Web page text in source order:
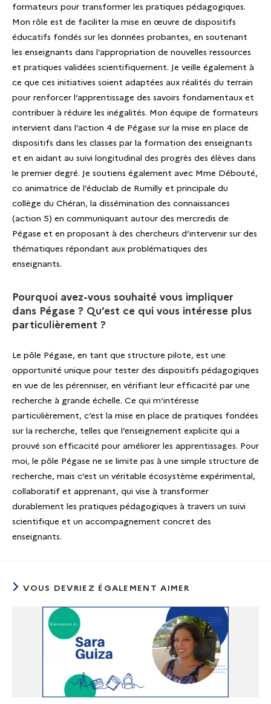
formateurs pour transformer les pratiques pédagogiques.
Mon rôle est de faciliter la mise en œuvre de dispositifs
éducatifs fondés sur les données probantes, en soutenant
les enseignants dans l’appropriation de nouvelles ressources
et pratiques validées scientifiquement. Je veille également à
ce que ces initiatives soient adaptées aux réalités du terrain
pour renforcer l’apprentissage des savoirs fondamentaux et
contribuer à réduire les inégalités. Mon équipe de formateurs
intervient dans l’action 4 de Pégase sur la mise en place de
dispositifs dans les classes par la formation des enseignants
et en aidant au suivi longitudinal des progrès des élèves dans
le premier degré. Je soutiens également avec Mme Débouté,
co animatrice de l’éduclab de Rumilly et principale du
collège du Chéran, la dissémination des connaissances
(action 5) en communiquant autour des mercredis de
Pégase et en proposant à des chercheurs d’intervenir sur des
thématiques répondant aux problématiques des
enseignants.
Pourquoi avez-vous souhaité vous impliquer
dans Pégase ? Qu’est ce qui vous intéresse plus
particulièrement ?
Le pôle Pégase, en tant que structure pilote, est une
opportunité unique pour tester des dispositifs pédagogiques
en vue de les pérenniser, en vérifiant leur efficacité par une
recherche à grande échelle. Ce qui m’intéresse
particulièrement, c’est la mise en place de pratiques fondées
sur la recherche, telles que l’enseignement explicite qui a
prouvé son efficacité pour améliorer les apprentissages. Pour
moi, le pôle Pégase ne se limite pas à une simple structure de
recherche, mais c’est un véritable écosystème expérimental,
collaboratif et apprenant, qui vise à transformer
durablement les pratiques pédagogiques à travers un suivi
scientifique et un accompagnement concret des
enseignants.
VOUS DEVRIEZ ÉGALEMENT AIMER